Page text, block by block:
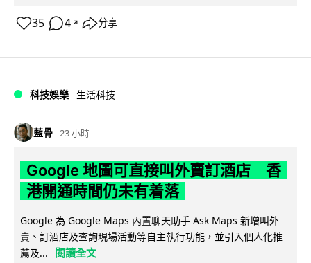
35 4 ↗ 分享
科技娛樂 生活科技
藍骨 23 小時
Google 地圖可直接叫外賣訂酒店 香
港開通時間仍未有着落
Google 為 Google Maps 內置聊天助手 Ask Maps 新增叫外
賣、訂酒店及查詢現場活動等自主執行功能，並引入個人化推
薦及...
閱讀全文